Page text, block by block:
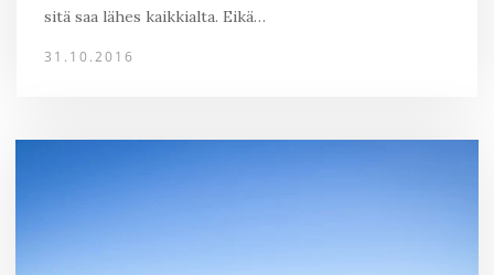
sitä saa lähes kaikkialta. Eikä…
31.10.2016